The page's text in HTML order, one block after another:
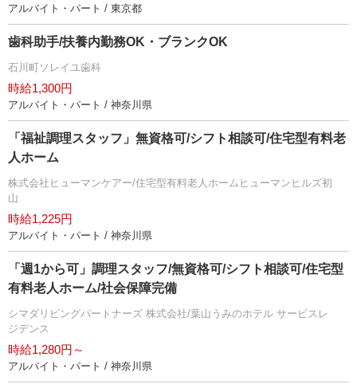
アルバイト・パート / 東京都
歯科助手/扶養内勤務OK・ブランクOK
石川町ソレイユ歯科
時給1,300円
アルバイト・パート / 神奈川県
「福祉調理スタッフ」無資格可/シフト相談可/住宅型有料老
人ホーム
株式会社ヒューマンケアー/住宅型有料老人ホームヒューマンヒルズ初
山
時給1,225円
アルバイト・パート / 神奈川県
「週1から可」調理スタッフ/無資格可/シフト相談可/住宅型
有料老人ホーム/社会保障完備
シマダリビングパートナーズ 株式会社/葉山うみのホテル サービスレ
ジデンス
時給1,280円～
アルバイト・パート / 神奈川県